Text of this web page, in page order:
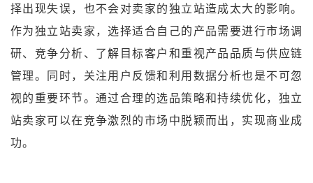
择出现失误，也不会对卖家的独立站造成太大的影响。
作为独立站卖家，选择适合自己的产品需要进行市场调
研、竞争分析、了解目标客户和重视产品品质与供应链
管理。同时，关注用户反馈和利用数据分析也是不可忽
视的重要环节。通过合理的选品策略和持续优化，独立
站卖家可以在竞争激烈的市场中脱颖而出，实现商业成
功。